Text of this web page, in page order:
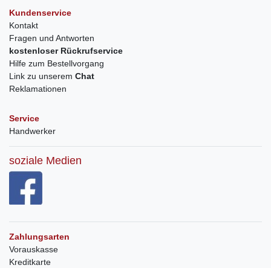
Kundenservice
Kontakt
Fragen und Antworten
kostenloser Rückrufservice
Hilfe zum Bestellvorgang
Link zu unserem Chat
Reklamationen
Service
Handwerker
soziale Medien
Zahlungsarten
Vorauskasse
Kreditkarte